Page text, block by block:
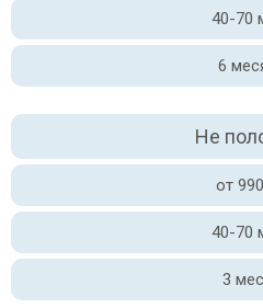
40-70
6
Не
от
40-70
3